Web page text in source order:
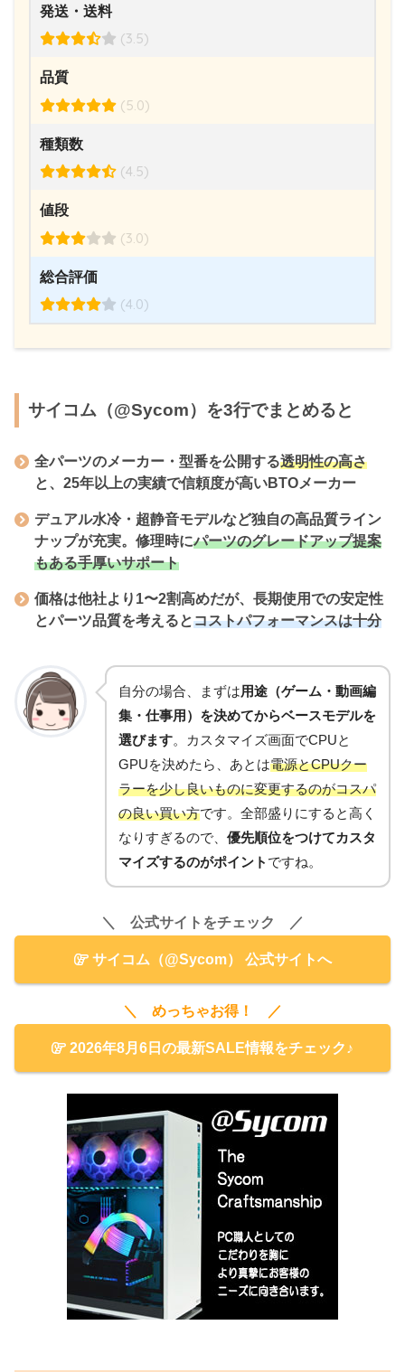
発送・送料
(3.5)
品質
(5.0)
種類数
(4.5)
値段
(3.0)
総合評価
(4.0)
サイコム（@Sycom）を3行でまとめると
全パーツのメーカー・型番を公開する透明性の高さ
と、 25年以上の実績で信頼度が高いBTOメーカー
デュアル水冷・超静音モデルなど独自の高品質ライン
ナップが充実。修理時にパーツのグレードアップ提案
もある手厚いサポート
価格は他社より1〜2割高めだが、 長期使用での安定性
とパーツ品質を考えるとコストパフォーマンスは十分
自分の場合、まずは用途（ゲーム・動画編
集・仕事用）を決めてからベースモデルを
選びます。カスタマイズ画面でCPUと
GPUを決めたら、あとは電源とCPUクー
ラーを少し良いものに変更するのがコスパ
の良い買い方です。全部盛りにすると高く
なりすぎるので、 優先順位をつけてカスタ
マイズするのがポイント ですね。
＼ 公式サイトをチェック ／
サイコム（@Sycom） 公式サイトへ
＼ めっちゃお得！ ／
2026年8月6日の最新SALE情報をチェック♪